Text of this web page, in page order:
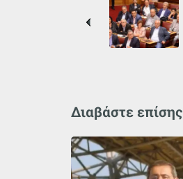
Διαβάστε επίσης